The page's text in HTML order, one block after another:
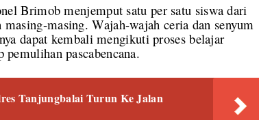
Brimob menjemput satu per satu siswa dari
masing. Wajah-wajah ceria dan senyum
dapat kembali mengikuti proses belajar
pascabencana.
Tanjungbalai Turun Ke Jalan